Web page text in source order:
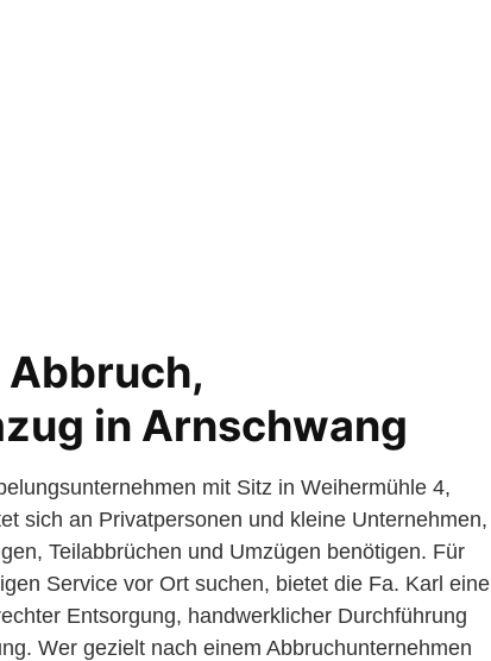
Abbruch,
in Arnschwang
mit Sitz in Weihermühle 4,
sich an Privatpersonen und kleine Unternehmen,
Teilabbrüchen und Umzügen benötigen. Für
Service vor Ort suchen, bietet die Fa. Karl eine
Entsorgung, handwerklicher Durchführung
Wer gezielt nach einem Abbruchunternehmen